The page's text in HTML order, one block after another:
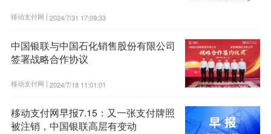
移动支付网 | 2024/7/31 17:09:33
中国银联与中国石化销售股份有限公司
签署战略合作协议
移动支付网 | 2024/7/18 11:01:01
移动支付网早报7.15：又一张支付牌照
被注销，中国银联高层有变动